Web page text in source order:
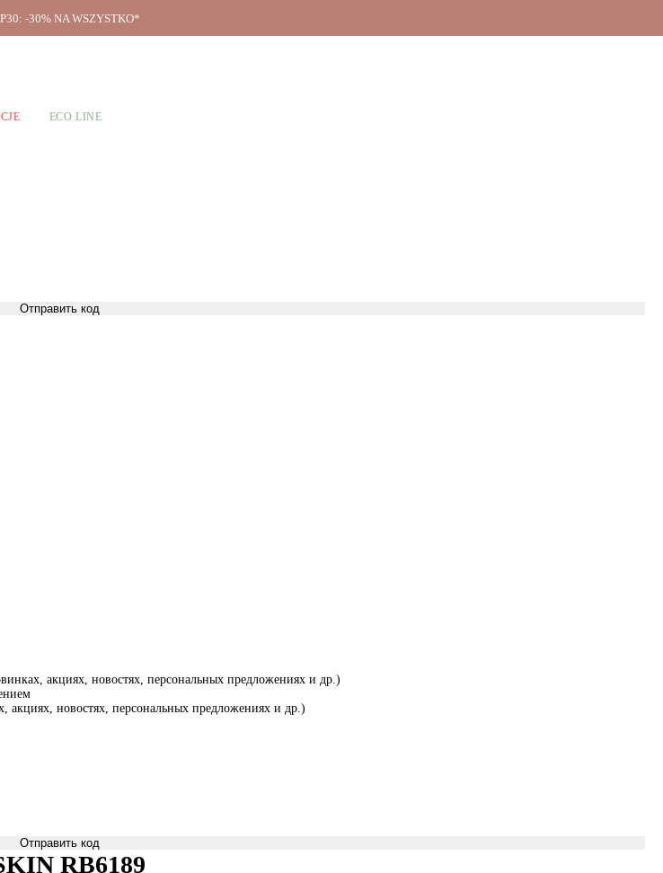
-30% NA WSZYSTKO*
ECO LINE
Отправить код
акциях, новостях, персональных предложениях и др.)
акциях, новостях, персональных предложениях и др.)
Отправить код
RB6189